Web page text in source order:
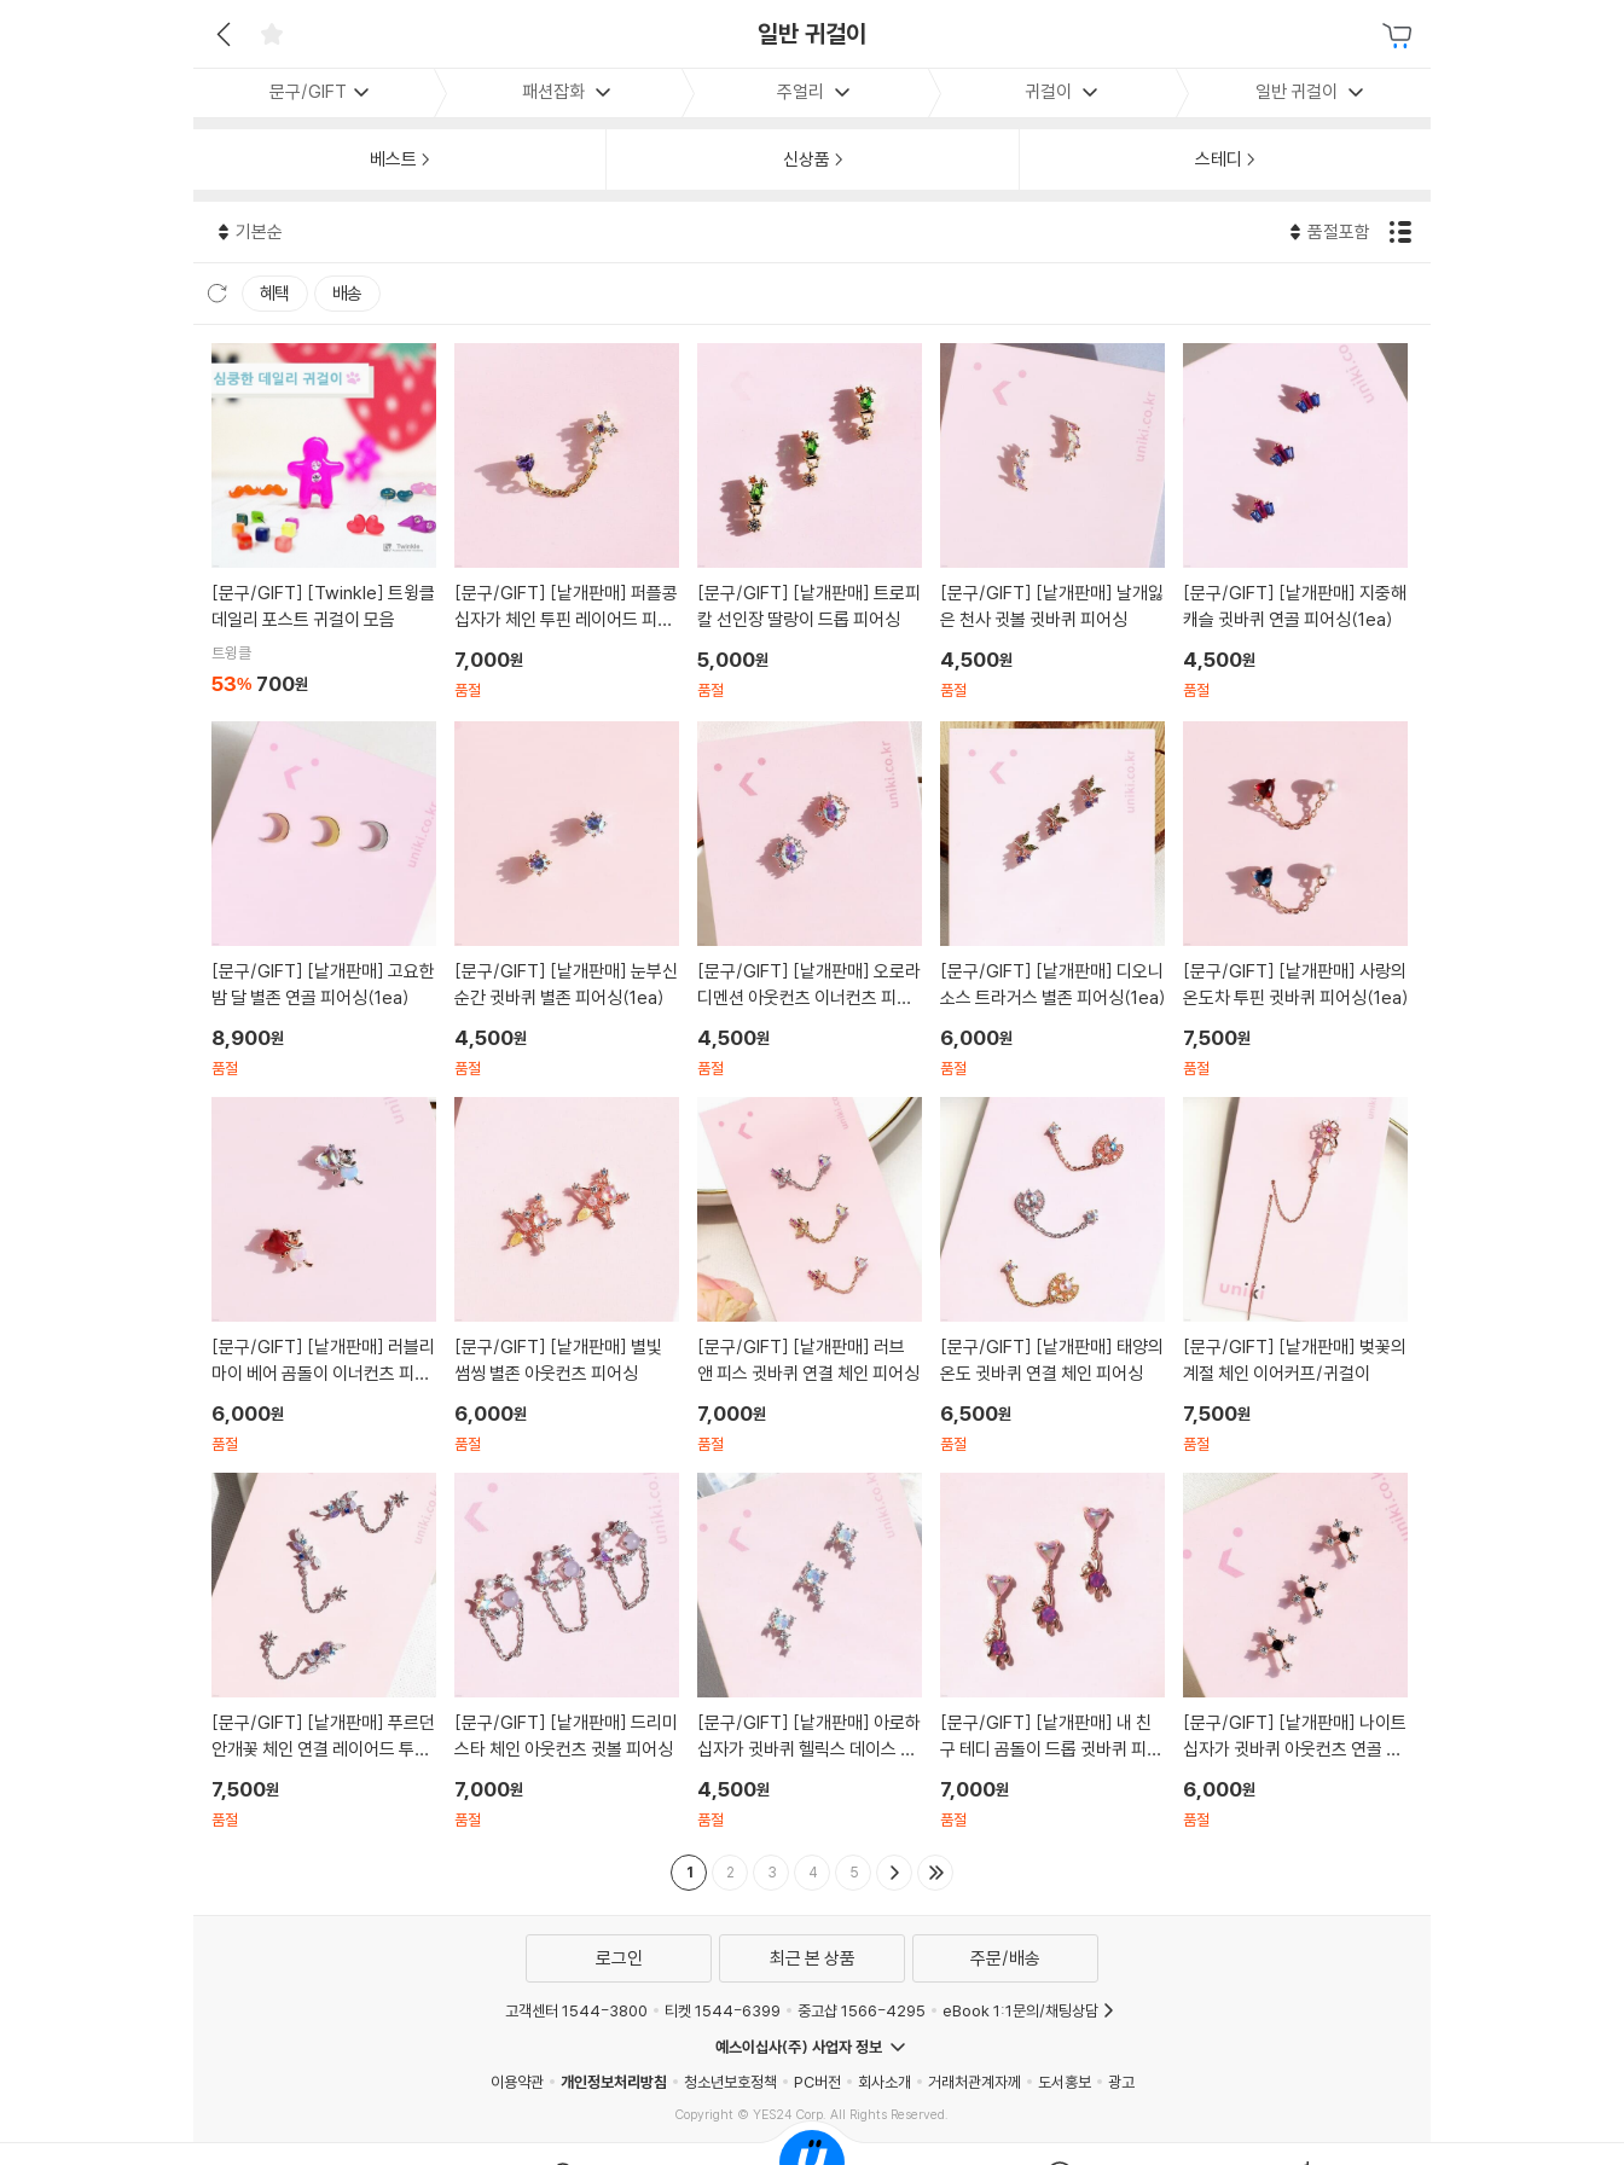
일반 귀걸이
문구/GIFT 패션잡화 주얼리 귀걸이 일반 귀걸이
베스트 신상품 스테디
기본순 품절포함
혜택 배송
[문구/GIFT]
데일리 포스트 귀걸이 모음
트윙클
53% 700원
[문구/GIFT]
십자가 체인 투핀 레이어드 피어
7,000원
품절
[문구/GIFT]
칼 선인장 딸랑이 드롭 피어싱
5,000원
품절
[문구/GIFT]
은 천사 귓볼 귓바퀴 피어싱
4,500원
품절
[문구/GIFT]
캐슬 귓바퀴 연골 피어싱(1ea)
4,500원
품절
[문구/GIFT]
밤 달 별존 연골 피어싱(1ea)
8,900원
품절
[문구/GIFT]
순간 귓바퀴 별존 피어싱(1ea)
4,500원
품절
[문구/GIFT]
디멘션 아웃컨츠 이너컨츠 피어
4,500원
품절
[문구/GIFT]
소스 트라거스 별존 피어싱(1ea)
6,000원
품절
[문구/GIFT]
온도차 투핀 귓바퀴 피어싱(1ea)
7,500원
품절
[문구/GIFT]
마이 베어 곰돌이 이너컨츠 피어
6,000원
품절
[문구/GIFT]
썸씽 별존 아웃컨츠 피어싱
6,000원
품절
[문구/GIFT]
앤 피스 귓바퀴 연결 체인 피어싱
7,000원
품절
[문구/GIFT]
온도 귓바퀴 연결 체인 피어싱
6,500원
품절
[문구/GIFT]
계절 체인 이어커프/귀걸이
7,500원
품절
[문구/GIFT]
안개꽃 체인 연결 레이어드 투핀
7,500원
품절
[문구/GIFT]
스타 체인 아웃컨츠 귓볼 피어싱
7,000원
품절
[문구/GIFT]
십자가 귓바퀴 헬릭스 데이스 피
4,500원
품절
[문구/GIFT]
구 테디 곰돌이 드롭 귓바퀴 피어
7,000원
품절
[문구/GIFT]
십자가 귓바퀴 아웃컨츠 연골 피
6,000원
품절
1 2 3 4 5
로그인 최근 본 상품 주문/배송
고객센터 1544-3800 티켓 1544-6399 중고샵 1566-4295
eBook 1:1문의/채팅상담
예스이십사(주) 사업자 정보
이용약관
개인정보처리방침 청소년보호정책 PC버전 회사소개 거래처관계자께 도서홍보 광고
Copyright © YES24 Corp. All Rights Reserved.